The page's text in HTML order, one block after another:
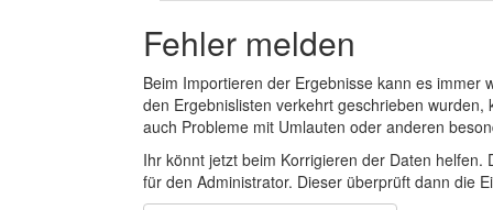
Fehler melden
Beim Importieren der Ergebnisse kann es
den Ergebnislisten verkehrt geschrieben
auch Probleme mit Umlauten oder anderen
Ihr könnt jetzt beim Korrigieren der Daten
für den Administrator. Dieser überprüft dann die